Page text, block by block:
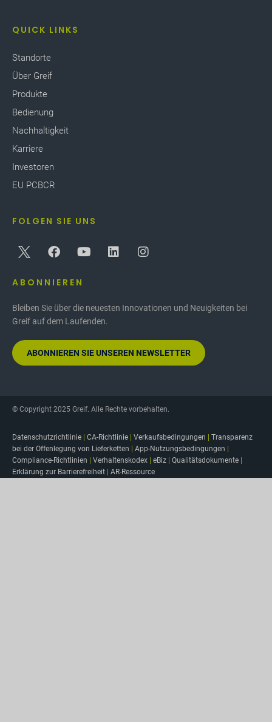
QUICK LINKS
Standorte
Über Greif
Produkte
Bedienung
Nachhaltigkeit
Karriere
Investoren
EU PCBCR
FOLGEN SIE UNS
ABONNIEREN
Bleiben Sie über die neuesten Innovationen und Neuigkeiten bei
Greif auf dem Laufenden.
ABONNIEREN SIE UNSEREN NEWSLETTER
© Copyright 2025 Greif. Alle Rechte vorbehalten.
Datenschutzrichtlinie | CA-Richtlinie | Verkaufsbedingungen | Transparenz
bei der Offenlegung von Lieferketten | App-Nutzungsbedingungen |
Compliance-Richtlinien | Verhaltenskodex | eBiz | Qualitätsdokumente |
Erklärung zur Barrierefreiheit | AR-Ressource